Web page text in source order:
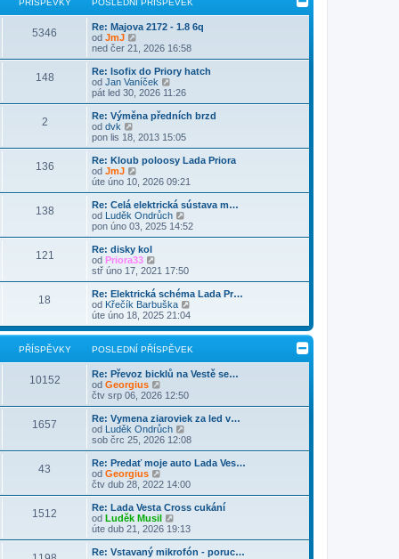
e
k
ř
í
s
ě
v
e
d
n
í
ř
í
s
p
ě
v
e
o
s
l
d
n
í
ř
í
s
ě
v
e
k
t
o
s
l
e
d
n
í
ř
í
s
ě
v
e
k
PŘÍSPĚVKY POSLEDNÍ PŘÍSPĚVEK
5346
Re: Majova 2172 - 1.8 6q
od JmJ
b
r
a
z
p
o
s
e
n
í
p
ř
í
s
p
ě
v
e
k
ned čer 21, 2026 16:58
148
Re: Isofix do Priory hatch
od Jan Vaníček
o
b
r
z
p
o
s
e
d
n
í
í
s
p
ě
v
e
k
pát led 30, 2026 11:26
2
Re: Výměna předních brzd
od dvk
o
b
r
a
z
p
o
s
e
d
n
í
p
ř
í
s
p
ě
v
e
k
pon lis 18, 2013 15:05
136
Re: Kloub poloosy Lada Priora
od JmJ
o
b
r
a
z
t
p
o
s
e
d
n
í
ř
í
s
p
ě
v
e
k
úte úno 10, 2026 09:21
138
Re: Celá elektrická sústava m…
od Luděk Ondrůch
o
b
z
p
o
s
l
d
n
í
ř
í
s
ě
v
e
pon úno 03, 2025 14:52
121
Re: disky kol
od Priora33
o
b
r
a
z
t
p
o
s
l
e
d
n
í
p
ř
í
s
p
ě
v
e
k
stř úno 17, 2021 17:50
18
Re: Elektrická schéma Lada Pr…
od Křečík Barbuška
b
r
a
t
s
l
d
n
í
í
s
v
e
úte úno 18, 2025 21:04
PŘÍSPĚVKY POSLEDNÍ PŘÍSPĚVEK
10152
Re: Převoz bicklů na Vestě se…
od Georgius
o
b
r
a
z
t
p
o
s
e
d
n
í
p
čtv srp 06, 2026 12:50
1657
Re: Vymena ziaroviek za led v…
od Luděk Ondrůch
o
b
r
z
p
o
s
e
sob črc 25, 2026 12:08
43
Re: Predať moje auto Lada Ves…
od Georgius
o
b
r
a
z
čtv dub 28, 2022 14:00
1512
Re: Lada Vesta Cross cukání
od Luděk Musil
o
b
r
úte dub 21, 2026 19:13
Re: Vstavaný mikrofón - poruc…